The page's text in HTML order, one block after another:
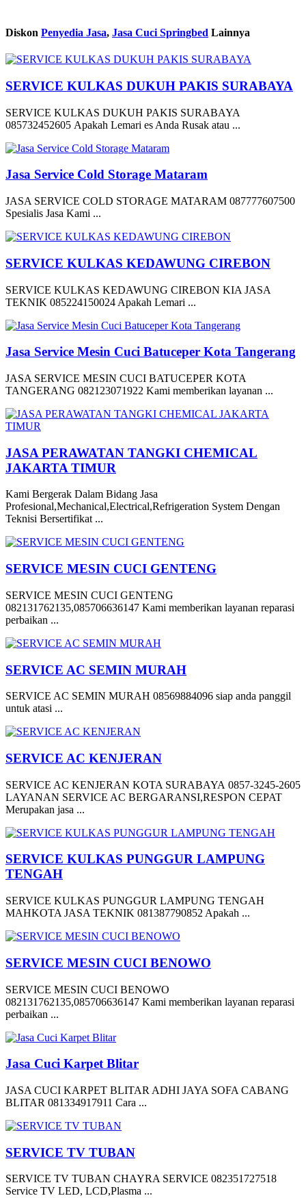
Diskon Penyedia Jasa, Jasa Cuci Springbed Lainnya
SERVICE KULKAS DUKUH PAKIS SURABAYA
SERVICE KULKAS DUKUH PAKIS SURABAYA
085732452605 Apakah Lemari es Anda Rusak atau ...
Jasa Service Cold Storage Mataram
JASA SERVICE COLD STORAGE MATARAM 087777607500
Spesialis Jasa Kami ...
SERVICE KULKAS KEDAWUNG CIREBON
SERVICE KULKAS KEDAWUNG CIREBON KIA JASA
TEKNIK 085224150024 Apakah Lemari ...
Jasa Service Mesin Cuci Batuceper Kota Tangerang
JASA SERVICE MESIN CUCI BATUCEPER KOTA
TANGERANG 082123071922 Kami memberikan layanan ...
JASA PERAWATAN TANGKI CHEMICAL
JAKARTA TIMUR
Kami Bergerak Dalam Bidang Jasa
Profesional,Mechanical,Electrical,Refrigeration System Dengan
Teknisi Bersertifikat ...
SERVICE MESIN CUCI GENTENG
SERVICE MESIN CUCI GENTENG
082131762135,085706636147 Kami memberikan layanan reparasi
perbaikan ...
SERVICE AC SEMIN MURAH
SERVICE AC SEMIN MURAH 08569884096 siap anda panggil
untuk atasi ...
SERVICE AC KENJERAN
SERVICE AC KENJERAN KOTA SURABAYA 0857-3245-2605
LAYANAN SERVICE AC BERGARANSI,RESPON CEPAT
Merupakan jasa ...
SERVICE KULKAS PUNGGUR LAMPUNG
TENGAH
SERVICE KULKAS PUNGGUR LAMPUNG TENGAH
MAHKOTA JASA TEKNIK 081387790852 Apakah ...
SERVICE MESIN CUCI BENOWO
SERVICE MESIN CUCI BENOWO
082131762135,085706636147 Kami memberikan layanan reparasi
perbaikan ...
Jasa Cuci Karpet Blitar
JASA CUCI KARPET BLITAR ADHI JAYA SOFA CABANG
BLITAR 081334917911 Cara ...
SERVICE TV TUBAN
SERVICE TV TUBAN CHAYRA SERVICE 082351727518
Service TV LED, LCD,Plasma ...